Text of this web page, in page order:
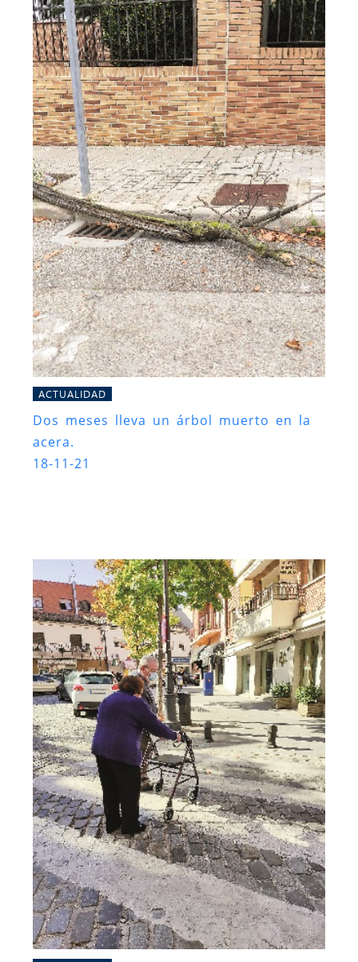
ACTUALIDAD
Dos meses lleva un árbol muerto en la
acera.
18-11-21